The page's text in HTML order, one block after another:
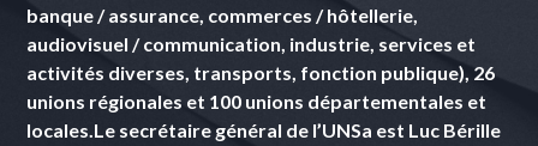
banque / assurance, commerces / hôtellerie,
audiovisuel / communication, industrie, services et
activités diverses, transports, fonction publique), 26
unions régionales et 100 unions départementales et
locales.Le secrétaire général de l’UNSa est Luc Bérille